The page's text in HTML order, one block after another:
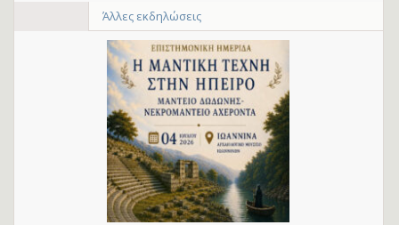
Άλλες εκδηλώσεις